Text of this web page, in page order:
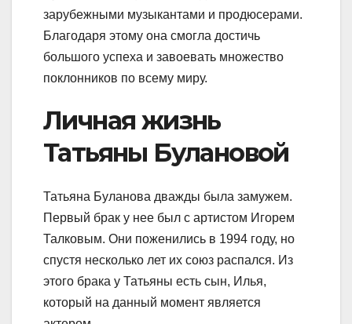
зарубежными музыкантами и продюсерами.
Благодаря этому она смогла достичь
большого успеха и завоевать множество
поклонников по всему миру.
Личная жизнь
Татьяны Булановой
Татьяна Буланова дважды была замужем.
Первый брак у нее был с артистом Игорем
Талковым. Они поженились в 1994 году, но
спустя несколько лет их союз распался. Из
этого брака у Татьяны есть сын, Илья,
который на данный момент является